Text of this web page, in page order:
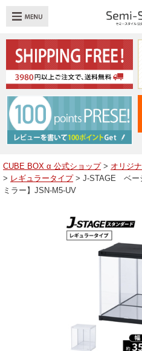
：透明扉 引き出し LED
へ戻る
品一覧
ューブボックスαレイアウト例
定商取引法に基づく表記
CUBE BOX α 公式ショップ> オリジ
> レギュラータイプ> J-STAGE ベー
ミラー】JSN-M5-UV